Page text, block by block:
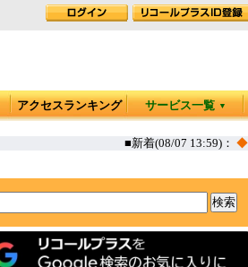
アクセスランキング サービス一覧 ▼
■新着(08/07 13:59)：◆